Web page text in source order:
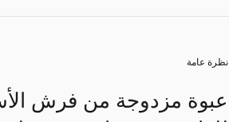
نظرة عامة
عبوة مزدوجة من فرش